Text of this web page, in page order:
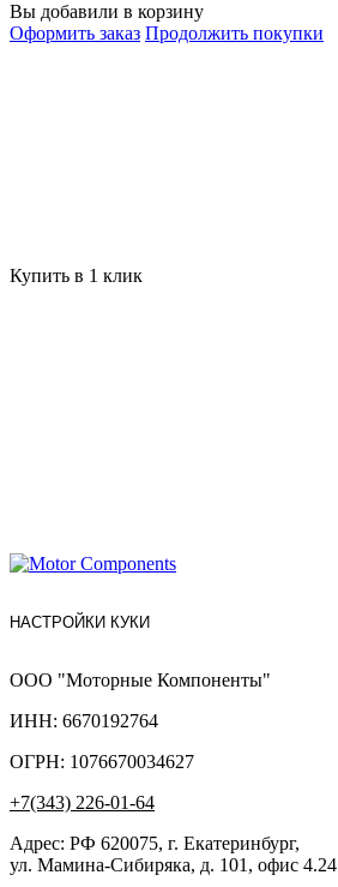
Вы добавили в корзину
Оформить заказ Продолжить покупки
Купить в 1 клик
НАСТРОЙКИ КУКИ
ООО "Моторные Компоненты"
ИНН: 6670192764
ОГРН: 1076670034627
+7(343) 226-01-64
Адрес: РФ 620075, г. Екатеринбург,
ул. Мамина-Сибиряка, д. 101, офис 4.24